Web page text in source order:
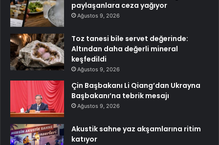
paylaşanlara ceza yağıyor
Ağustos 9, 2026
Toz tanesi bile servet değerinde:
Altından daha değerli mineral
keşfedildi
Ağustos 9, 2026
Çin Başbakanı Li Qiang’dan Ukrayna
Başbakanı’na tebrik mesajı
Ağustos 9, 2026
Akustik sahne yaz akşamlarına ritim
katıyor